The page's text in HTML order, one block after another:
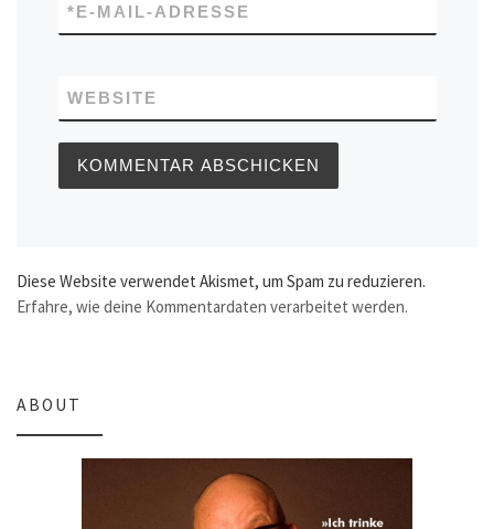
E-MAIL-ADRESSE
*
WEBSITE
Diese Website verwendet Akismet, um Spam zu reduzieren.
Erfahre, wie deine Kommentardaten verarbeitet werden.
ABOUT